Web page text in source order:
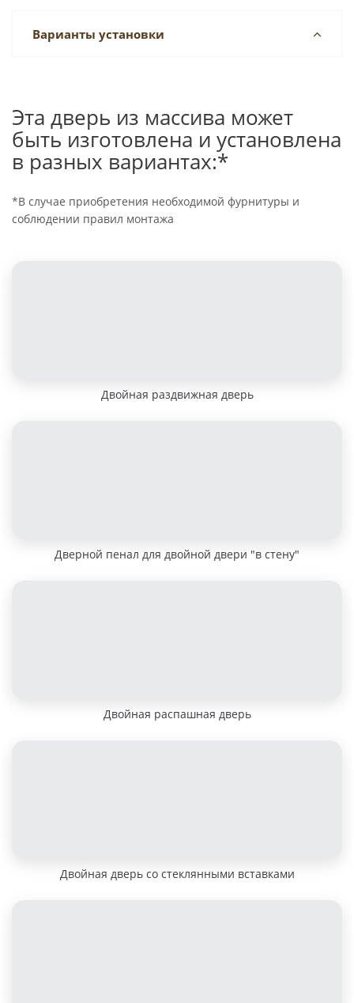
Варианты установки
Эта дверь из массива может
быть изготовлена и установлена
в разных вариантах:*
*В случае приобретения необходимой фурнитуры и
соблюдении правил монтажа
Двойная раздвижная дверь
Дверной пенал для двойной двери "в стену"
Двойная распашная дверь
Двойная дверь со стеклянными вставками